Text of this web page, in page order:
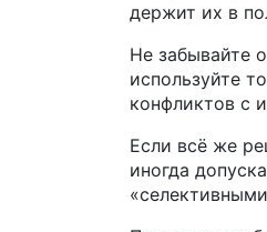
держит их в
Не забывайте
используйте
конфликтов с
Если всё же
иногда